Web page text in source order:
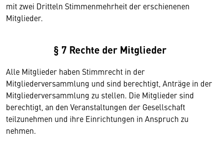
mit zwei Dritteln Stimmenmehrheit der erschienenen
Mitglieder.
§ 7 Rechte der Mitglieder
Alle Mitglieder haben Stimmrecht in der
Mitgliederversammlung und sind berechtigt, Anträge in der
Mitgliederversammlung zu stellen. Die Mitglieder sind
berechtigt, an den Veran­staltungen der Gesellschaft
teilzunehmen und ihre Einrichtungen in Anspruch zu
nehmen.